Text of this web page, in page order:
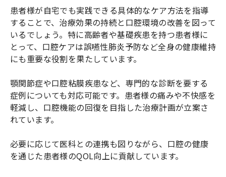
患者様が自宅でも実践できる具体的なケア方法を指導
することで、治療効果の持続と口腔環境の改善を図って
いるでしょう。特に高齢者や基礎疾患を持つ患者様に
とって、口腔ケアは誤嚥性肺炎予防など全身の健康維持
にも重要な役割を果たしています。
顎関節症や口腔粘膜疾患など、専門的な診断を要する
症例についても対応可能です。患者様の痛みや不快感を
軽減し、口腔機能の回復を目指した治療計画が立案さ
れています。
必要に応じて医科との連携も図りながら、口腔の健康
を通じた患者様のQOL向上に貢献しています。